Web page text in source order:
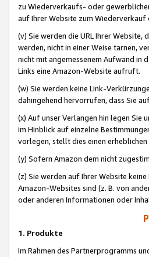
zu Wiederverkaufs- oder
auf Ihrer Website zum
(v) Sie werden die URL Ihrer
werden, nicht in einer Weise tarnen,
nicht mit angemessenem Aufwand in
Links eine Amazon-Website aufruft.
(w) Sie werden keine Link-
dahingehend hervorrufen, dass Sie
(x) Auf unser Verlangen hin legen Sie
im Hinblick auf einzelne
vorlegen, stellt dies einen
(y) Sofern Amazon dem nicht
(z) Sie werden auf Ihrer Website
Amazon-Websites sind (z. B. von
oder anderen Informationen oder
1. Produkte
Im Rahmen des Partnerprogramms